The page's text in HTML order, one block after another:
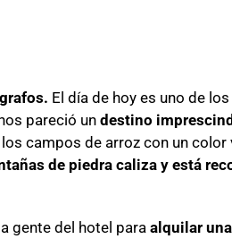
El día de hoy es uno de
pareció undestino
campos de arroz con un
de piedra caliza y está
gente del hotel para alquilar